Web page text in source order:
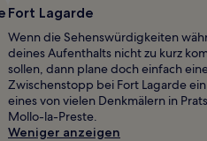
Fort Lagarde
Wenn die Sehenswürdigkeiten
deines Aufenthalts nicht zu kurz
sollen, dann plane doch einfach
Zwischenstopp bei Fort Lagarde
eines von vielen Denkmälern in
Mollo-la-Preste.
Weniger anzeigen